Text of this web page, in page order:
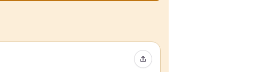
Compartir evento